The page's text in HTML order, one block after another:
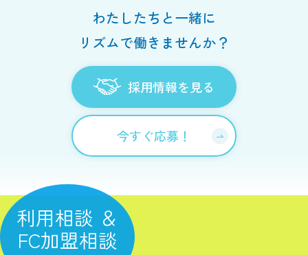
わたしたちと一緒に
リズムで働きませんか？
採用情報を見る
今すぐ応募！
利用相談 ＆
FC加盟相談